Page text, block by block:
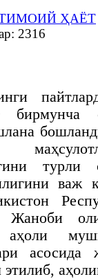
ҲАЁТ
2316
бирмунча
турли
важ
аҳоли
асосида